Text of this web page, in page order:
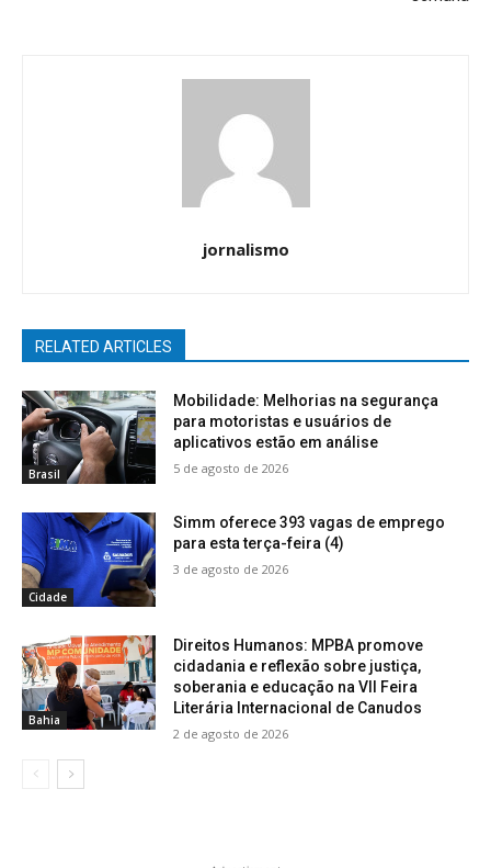
jornalismo
RELATED ARTICLES
Brasil
Mobilidade: Melhorias na segurança
para motoristas e usuários de
aplicativos estão em análise
5 de agosto de 2026
Cidade
Simm oferece 393 vagas de emprego
para esta terça-feira (4)
3 de agosto de 2026
Bahia
Direitos Humanos: MPBA promove
cidadania e reflexão sobre justiça,
soberania e educação na VII Feira
Literária Internacional de Canudos
2 de agosto de 2026